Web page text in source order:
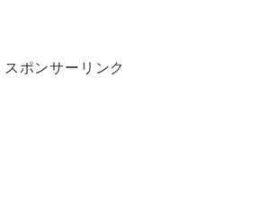
スポンサーリンク